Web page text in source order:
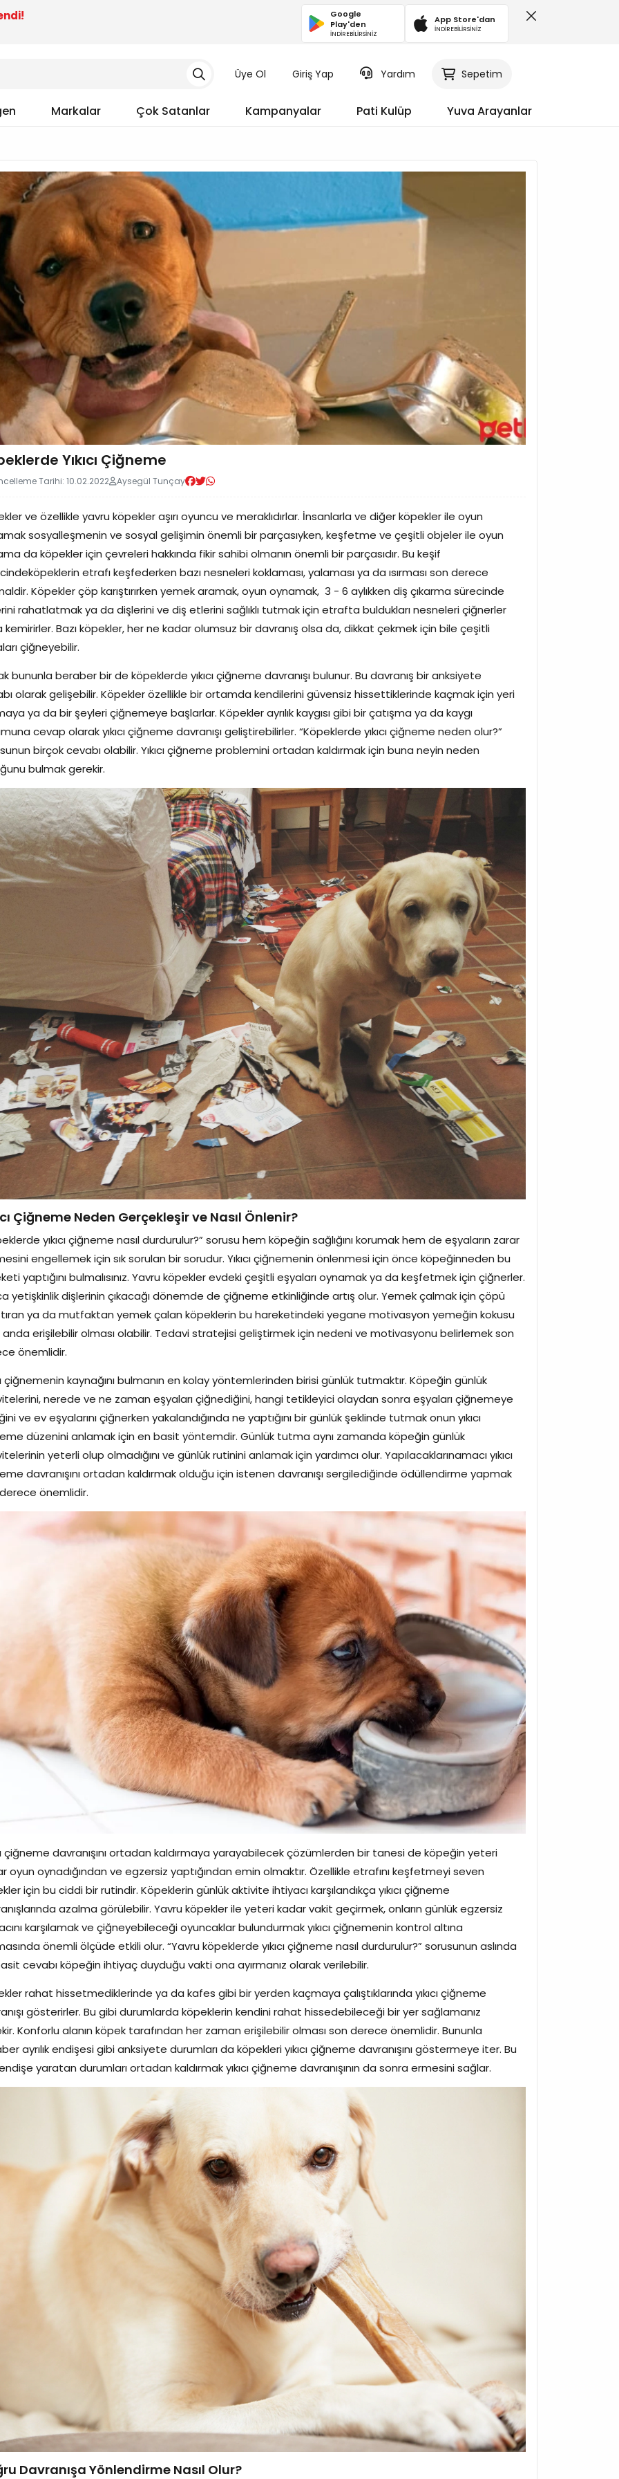
Google
Play'den
İNDİREBİLİRSİNİZ
App Store'dan
İNDİREBİLİRSİNİZ
Üye Ol Giriş Yap Yardım Sepetim
Markalar Çok Satanlar Kampanyalar Pati Kulüp Yuva Arayanlar
Yıkıcı Çiğneme
Tarihi: 10.02.2022 Aysegül Tunçay
ve özellikle yavru köpekler aşırı oyuncu ve meraklıdırlar. İnsanlarla ve diğer köpekler ile oyun
sosyalleşmenin ve sosyal gelişimin önemli bir parçasıyken, keşfetme ve çeşitli objeler ile oyun
da köpekler için çevreleri hakkında fikir sahibi olmanın önemli bir parçasıdır. Bu keşif
etrafı keşfederken bazı nesneleri koklaması, yalaması ya da ısırması son derece
Köpekler çöp karıştırırken yemek aramak, oyun oynamak, 3 - 6 aylıkken diş çıkarma sürecinde
rahatlatmak ya da dişlerini ve diş etlerini sağlıklı tutmak için etrafta buldukları nesneleri çiğnerler
kemirirler. Bazı köpekler, her ne kadar olumsuz bir davranış olsa da, dikkat çekmek için bile çeşitli
çiğneyebilir.
bununla beraber bir de köpeklerde yıkıcı çiğneme davranışı bulunur. Bu davranış bir anksiyete
olarak gelişebilir. Köpekler özellikle bir ortamda kendilerini güvensiz hissettiklerinde kaçmak için yeri
ya da bir şeyleri çiğnemeye başlarlar. Köpekler ayrılık kaygısı gibi bir çatışma ya da kaygı
cevap olarak yıkıcı çiğneme davranışı geliştirebilirler. “Köpeklerde yıkıcı çiğneme neden olur?”
birçok cevabı olabilir. Yıkıcı çiğneme problemini ortadan kaldırmak için buna neyin neden
bulmak gerekir.
Çiğneme Neden Gerçekleşir ve Nasıl Önlenir?
yıkıcı çiğneme nasıl durdurulur?” sorusu hem köpeğin sağlığını korumak hem de eşyaların zarar
engellemek için sık sorulan bir sorudur. Yıkıcı çiğnemenin önlenmesi için önce köpeğinneden bu
yaptığını bulmalısınız. Yavru köpekler evdeki çeşitli eşyaları oynamak ya da keşfetmek için çiğnerler.
yetişkinlik dişlerinin çıkacağı dönemde de çiğneme etkinliğinde artış olur. Yemek çalmak için çöpü
ya da mutfaktan yemek çalan köpeklerin bu hareketindeki yegane motivasyon yemeğin kokusu
erişilebilir olması olabilir. Tedavi stratejisi geliştirmek için nedeni ve motivasyonu belirlemek son
önemlidir.
çiğnemenin kaynağını bulmanın en kolay yöntemlerinden birisi günlük tutmaktır. Köpeğin günlük
nerede ve ne zaman eşyaları çiğnediğini, hangi tetikleyici olaydan sonra eşyaları çiğnemeye
ve ev eşyalarını çiğnerken yakalandığında ne yaptığını bir günlük şeklinde tutmak onun yıkıcı
düzenini anlamak için en basit yöntemdir. Günlük tutma aynı zamanda köpeğin günlük
yeterli olup olmadığını ve günlük rutinini anlamak için yardımcı olur. Yapılacaklarınamacı yıkıcı
davranışını ortadan kaldırmak olduğu için istenen davranışı sergilediğinde ödüllendirme yapmak
önemlidir.
çiğneme davranışını ortadan kaldırmaya yarayabilecek çözümlerden bir tanesi de köpeğin yeteri
oyun oynadığından ve egzersiz yaptığından emin olmaktır. Özellikle etrafını keşfetmeyi seven
için bu ciddi bir rutindir. Köpeklerin günlük aktivite ihtiyacı karşılandıkça yıkıcı çiğneme
azalma görülebilir. Yavru köpekler ile yeteri kadar vakit geçirmek, onların günlük egzersiz
karşılamak ve çiğneyebileceği oyuncaklar bulundurmak yıkıcı çiğnemenin kontrol altına
önemli ölçüde etkili olur. “Yavru köpeklerde yıkıcı çiğneme nasıl durdurulur?” sorusunun aslında
cevabı köpeğin ihtiyaç duyduğu vakti ona ayırmanız olarak verilebilir.
rahat hissetmediklerinde ya da kafes gibi bir yerden kaçmaya çalıştıklarında yıkıcı çiğneme
gösterirler. Bu gibi durumlarda köpeklerin kendini rahat hissedebileceği bir yer sağlamanız
Konforlu alanın köpek tarafından her zaman erişilebilir olması son derece önemlidir. Bununla
ayrılık endişesi gibi anksiyete durumları da köpekleri yıkıcı çiğneme davranışını göstermeye iter. Bu
yaratan durumları ortadan kaldırmak yıkıcı çiğneme davranışının da sonra ermesini sağlar.
Davranışa Yönlendirme Nasıl Olur?